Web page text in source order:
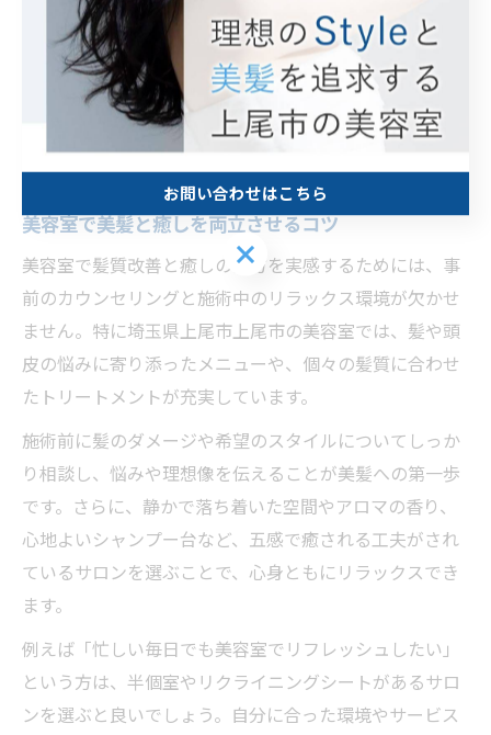
美髪とリラクゼーションを両立し
たい女性へ
美容室で美髪と癒しを両立させるコツ
美容室で髪質改善と癒しの両方を実感するためには、事
前のカウンセリングと施術中のリラックス環境が欠かせ
ません。特に埼玉県上尾市上尾市の美容室では、髪や頭
皮の悩みに寄り添ったメニューや、個々の髪質に合わせ
たトリートメントが充実しています。
施術前に髪のダメージや希望のスタイルについてしっか
り相談し、悩みや理想像を伝えることが美髪への第一歩
です。さらに、静かで落ち着いた空間やアロマの香り、
心地よいシャンプー台など、五感で癒される工夫がされ
ているサロンを選ぶことで、心身ともにリラックスでき
ます。
例えば「忙しい毎日でも美容室でリフレッシュしたい」
という方は、半個室やリクライニングシートがあるサロ
ンを選ぶと良いでしょう。自分に合った環境やサービス
お問い合わせはこちら
お問い合わせはこちら